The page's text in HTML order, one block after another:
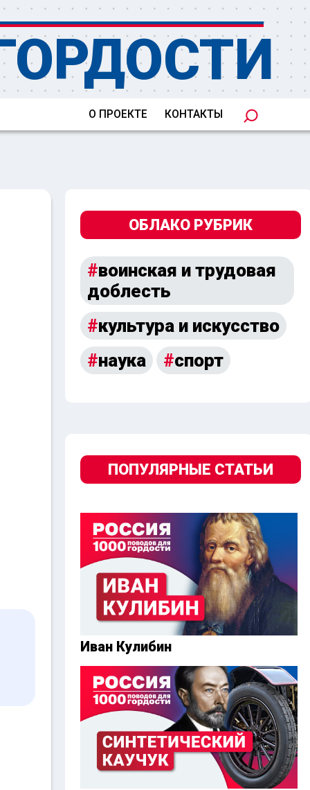
О ПРОЕКТЕ КОНТАКТЫ
ОБЛАКО РУБРИК
воинская и трудовая
доблесть
культура и искусство
наука
спорт
ПОПУЛЯРНЫЕ СТАТЬИ
Иван Кулибин